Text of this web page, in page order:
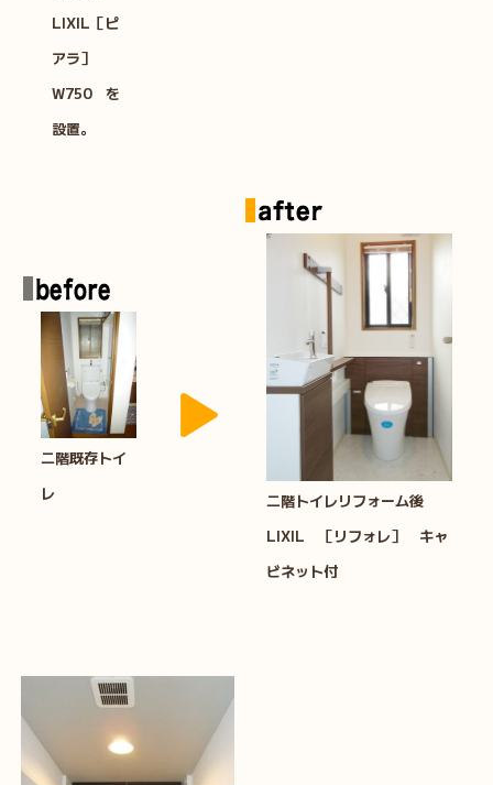
LIXIL［ピ
アラ］
W750 を
設置。
二階既存トイ
レ
二階トイレリフォーム後
LIXIL ［リフォレ］
キャ
ビネット付